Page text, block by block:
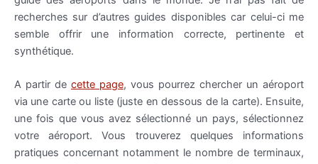
recherches sur d’autres guides disponibles car celui-ci me
semble offrir une information correcte, pertinente et
synthétique.
A partir de cette page, vous pourrez chercher un aéroport
via une carte ou liste (juste en dessous de la carte). Ensuite,
une fois que vous avez sélectionné un pays, sélectionnez
votre aéroport. Vous trouverez quelques informations
pratiques concernant notamment le nombre de terminaux,